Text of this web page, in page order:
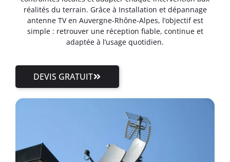
réalités du terrain. Grâce à Installation et dépannage
antenne TV en Auvergne-Rhône-Alpes, l’objectif est
simple : retrouver une réception fiable, continue et
adaptée à l’usage quotidien.
DEVIS GRATUIT